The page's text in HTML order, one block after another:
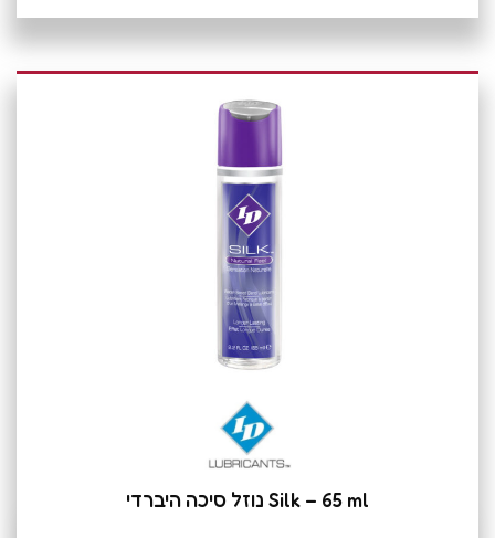
Silk – 65 ml נוזל סיכה היברדי